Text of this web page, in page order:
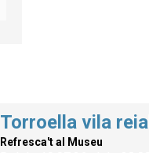
Torroella vila
Refresca't al Museu